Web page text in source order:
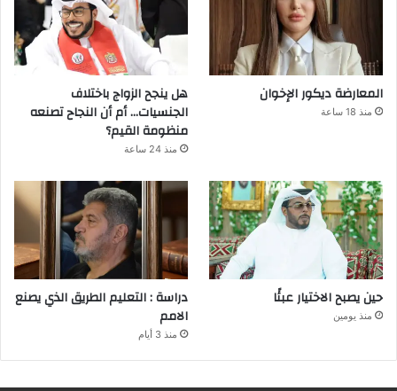
المعارضة ديكور الإخوان
منذ 18 ساعة
هل ينجح الزواج باختلاف
الجنسيات… أم أن النجاح تصنعه
منظومة القيم؟
منذ 24 ساعة
حين يصبح الاختيار عبئًا
منذ يومين
دراسة : التعليم الطريق الذي يصنع
الامم
منذ 3 أيام